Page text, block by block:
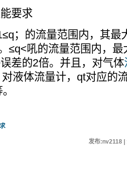
要求
；的流量范围内，其最
≤q<吼的流量范围内，
差的2倍。并且，对气体
液体流量计，qt对应的
发布:nv2118 |